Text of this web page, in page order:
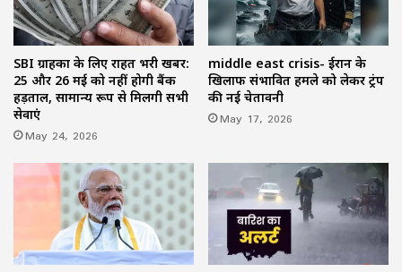
SBI ग्राहकों के लिए राहत भरी खबर:
25 और 26 मई को नहीं होगी बैंक
हड़ताल, सामान्य रूप से मिलेंगी सभी
सेवाएं
May 24, 2026
middle east crisis- ईरान के
खिलाफ संभावित हमले को लेकर ट्रंप
की नई चेतावनी
May 17, 2026